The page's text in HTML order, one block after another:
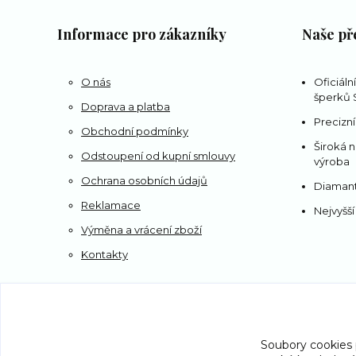
Informace pro zákazníky
O nás
Doprava a platba
Obchodní podmínky
Odstoupení od kupní smlouvy
Ochrana osobních údajů
Reklamace
Výměna a vrácení zboží
Kontakty
Naše
šperků
Široká
výroba
Soubory